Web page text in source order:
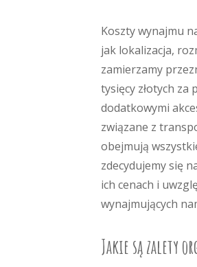
Koszty wynajmu
jak lokalizacja,
zamierzamy
tysięcy złotych
dodatkowymi
związane z
obejmują
zdecydujemy się
ich cenach i
wynajmujących
Jakie są zalety